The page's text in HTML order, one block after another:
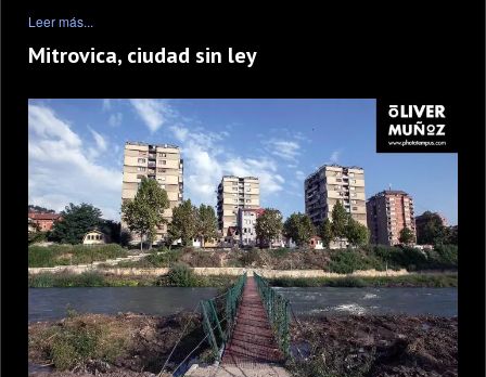
Leer más...
Mitrovica, ciudad sin ley